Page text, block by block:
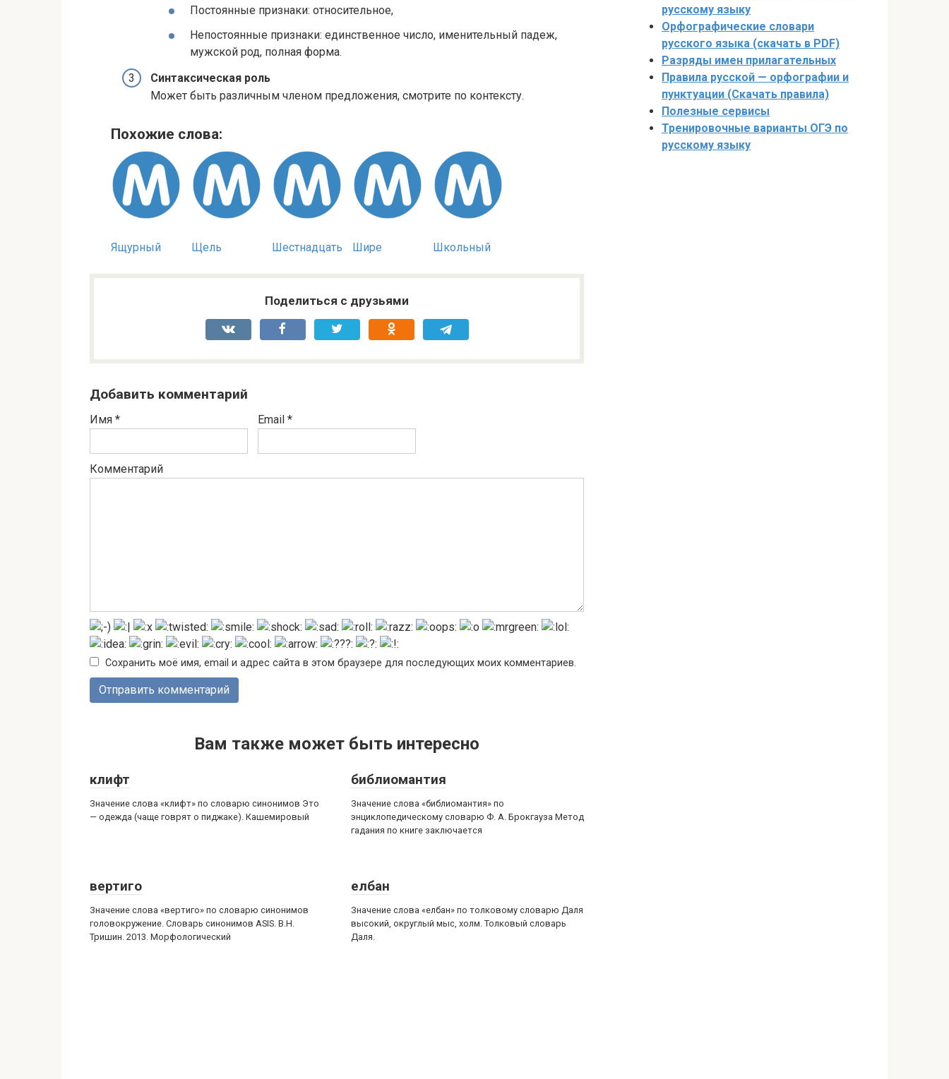
Постоянные признаки: относительное,
Непостоянные признаки: единственное число, именительный падеж,
мужской род, полная форма.
Синтаксическая роль
Может быть различным членом предложения, смотрите по контексту.
Похожие слова:
Ящурный Щель Шестнадцать Шире Школьный
Поделиться с друзьями
Добавить комментарий
Имя * Email *
Комментарий
Сохранить моё имя, email и адрес сайта в этом браузере для последующих моих комментариев.
Вам также может быть интересно
клифт
Значение слова «клифт» по словарю синонимов Это
— одежда (чаще говрят о пиджаке). Кашемировый
библиомантия
Значение слова «библиомантия» по
энциклопедическому словарю Ф. А. Брокгауза Метод
гадания по книге заключается
вертиго
Значение слова «вертиго» по словарю синонимов
головокружение. Словарь синонимов ASIS. В.Н.
Тришин. 2013. Морфологический
елбан
Значение слова «елбан» по толковому словарю Даля
высокий, округлый мыс, холм. Толковый словарь
Даля.
русскому языку
Орфографические словари
русского языка (скачать в PDF)
Разряды имен прилагательных
Правила русской — орфографии и
пунктуации (Скачать правила)
Полезные сервисы
Тренировочные варианты ОГЭ по
русскому языку